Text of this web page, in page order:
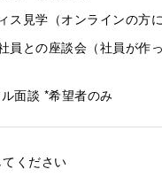
ス見学（オンラインの方に
員との座談会（社員が作
面談 *希望者のみ
ください